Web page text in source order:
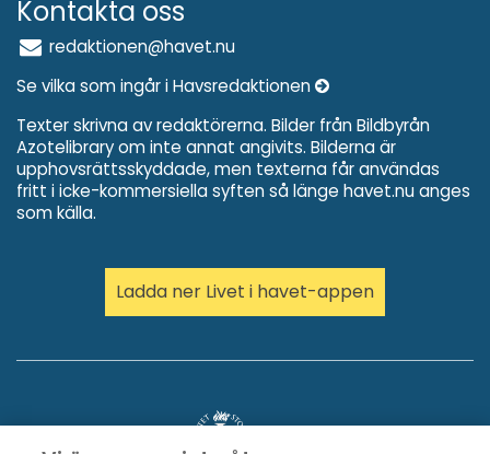
Kontakta oss
redaktionen@havet.nu
Se vilka som ingår i Havsredaktionen
Texter skrivna av redaktörerna. Bilder från Bildbyrån
Azotelibrary om inte annat angivits. Bilderna är
upphovsrättsskyddade, men texterna får användas
fritt i icke-kommersiella syften så länge havet.nu anges
som källa.
Ladda ner Livet i havet-appen